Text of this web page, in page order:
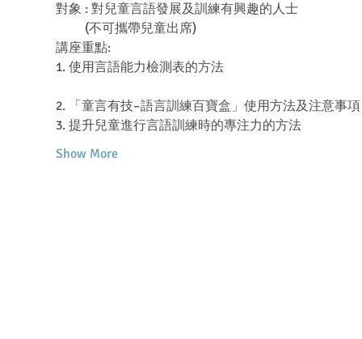
對象 : 對兒童言語發展及訓練有興趣的人士
         (不可攜帶兒童出席)
講座重點:
1. 使用言語能力檢測表的方法
2. 「童言有技–語言訓練百寶盒」使用方法及注意事項
3. 提升兒童進行言語訓練時的專注力的方法
Show More